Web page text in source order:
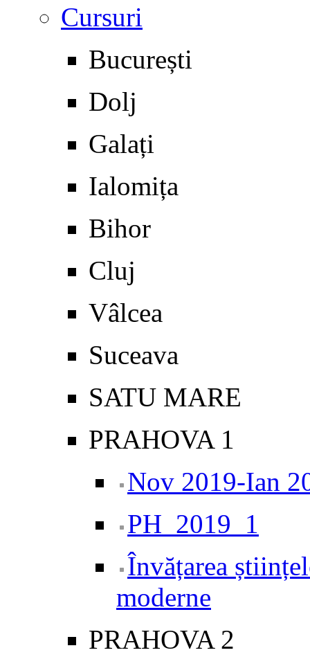
Cursuri
București
Dolj
Galați
Ialomița
Bihor
Cluj
Vâlcea
Suceava
SATU MARE
PRAHOVA 1
Nov 2019-Ian
PH_2019_1
Învățarea
moderne
PRAHOVA 2